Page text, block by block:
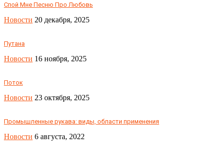
Спой Мне Песню Про Любовь
Новости 20 декабря, 2025
Путана
Новости 16 ноября, 2025
Поток
Новости 23 октября, 2025
Промышленные рукава: виды, области применения
Новости 6 августа, 2022